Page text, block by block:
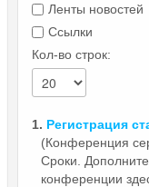
Ленты новостей
Ссылки
Кол-во строк:
1. Регистрация
(Конференция
Сроки.
конференции